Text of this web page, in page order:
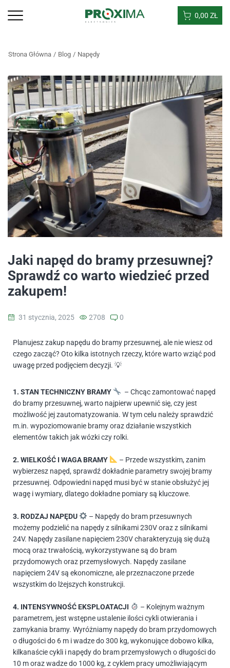
0,00 ZŁ
Strona Główna Blog Napędy
Jaki napęd do bramy przesuwnej?
Sprawdź co warto wiedzieć przed
zakupem!
31 stycznia, 2025 2708 0
Planujesz zakup napędu do bramy przesuwnej, ale nie wiesz od
czego zacząć? Oto kilka istotnych rzeczy, które warto wziąć pod
uwagę przed podjęciem decyzji. 💡
1. STAN TECHNICZNY BRAMY
– Chcąc zamontować napęd
do bramy przesuwnej, warto najpierw upewnić się, czy jest
możliwość jej zautomatyzowania. W tym celu należy sprawdzić
m.in. wypoziomowanie bramy oraz działanie wszystkich
elementów takich jak wózki czy rolki.
2. WIELKOŚĆ I WAGA BRAMY
– Przede wszystkim, zanim
wybierzesz napęd, sprawdź dokładnie parametry swojej bramy
przesuwnej. Odpowiedni napęd musi być w stanie obsłużyć jej
wagę i wymiary, dlatego dokładne pomiary są kluczowe.
3. RODZAJ NAPĘDU
– Napędy do bram przesuwnych
możemy podzielić na napędy z silnikami 230V oraz z silnikami
24V. Napędy zasilane napięciem 230V charakteryzują się dużą
mocą oraz trwałością, wykorzystywane są do bram
przydomowych oraz przemysłowych. Napędy zasilane
napięciem 24V są ekonomiczne, ale przeznaczone przede
wszystkim do lżejszych konstrukcji.
4. INTENSYWNOŚĆ EKSPLOATACJI
– Kolejnym ważnym
parametrem, jest wstępne ustalenie ilości cykli otwierania i
zamykania bramy. Wyróżniamy napędy do bram przydomowych
o długości do 6 m i wadze do 300 kg, wykonujące dobowo kilka,
kilkanaście cykli i napędy do bram przemysłowych o długości do
10 m oraz wadze do 1000 kg, z cyklem pracy umożliwiającym